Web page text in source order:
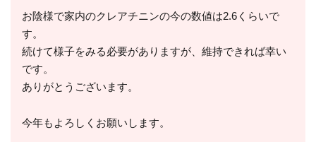
お陰様で家内のクレアチニンの今の数値は2.6くらいで
す。
続けて様子をみる必要がありますが、維持できれば幸い
です。
ありがとうございます。
今年もよろしくお願いします。